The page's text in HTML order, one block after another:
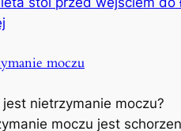
moczu
jest nietrzymanie moczu?
moczu jest